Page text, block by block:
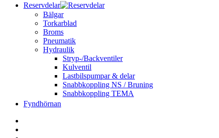
Reservdelar
Bälgar
Torkarblad
Broms
Pneumatik
Hydraulik
Stryp-/Backventiler
Kulventil
Lastbilspumpar & delar
Snabbkoppling NS / Bruning
Snabbkoppling TEMA
Fyndhörnan